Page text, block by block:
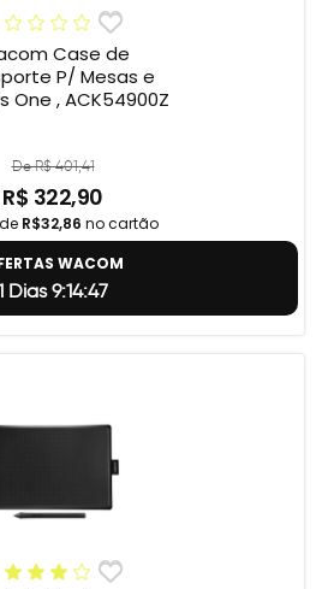
Case de
P/ Mesas e
One , ACK54900Z
De R$ 401,41
R$ 322,90
R$32,86 no cartão
WACOM
Dias 9:14:46